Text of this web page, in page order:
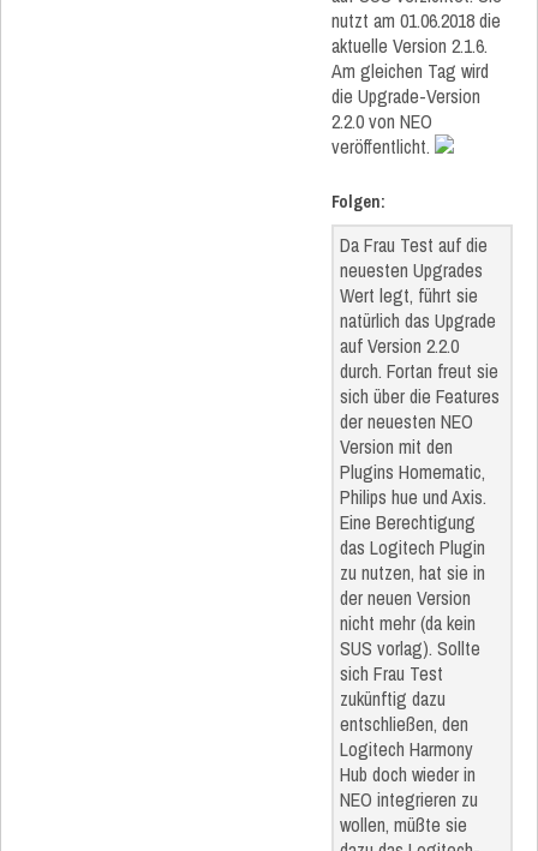
nutzt am 01.06.2018 die
aktuelle Version 2.1.6.
Am gleichen Tag wird
die Upgrade-Version
2.2.0 von NEO
veröffentlicht.
Folgen:
Da Frau Test auf die
neuesten Upgrades
Wert legt, führt sie
natürlich das Upgrade
auf Version 2.2.0
durch. Fortan freut sie
sich über die Features
der neuesten NEO
Version mit den
Plugins Homematic,
Philips hue und Axis.
Eine Berechtigung
das Logitech Plugin
zu nutzen, hat sie in
der neuen Version
nicht mehr (da kein
SUS vorlag). Sollte
sich Frau Test
zukünftig dazu
entschließen, den
Logitech Harmony
Hub doch wieder in
NEO integrieren zu
wollen, müßte sie